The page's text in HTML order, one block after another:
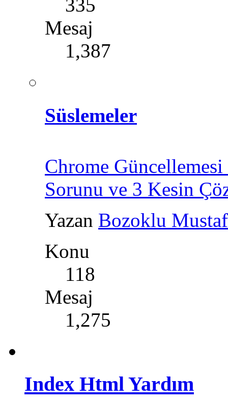
335
Mesaj
1,387
Süslemeler
Chrome Güncellemesi
Sorunu ve 3 Kesin
Yazan Bozoklu
Konu
118
Mesaj
1,275
Index Html Yardım